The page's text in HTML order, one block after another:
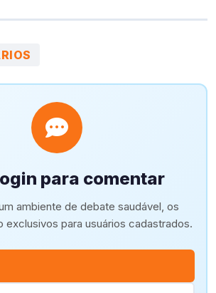
para comentar
ambiente de debate saudável, os
exclusivos para usuários cadastrados.